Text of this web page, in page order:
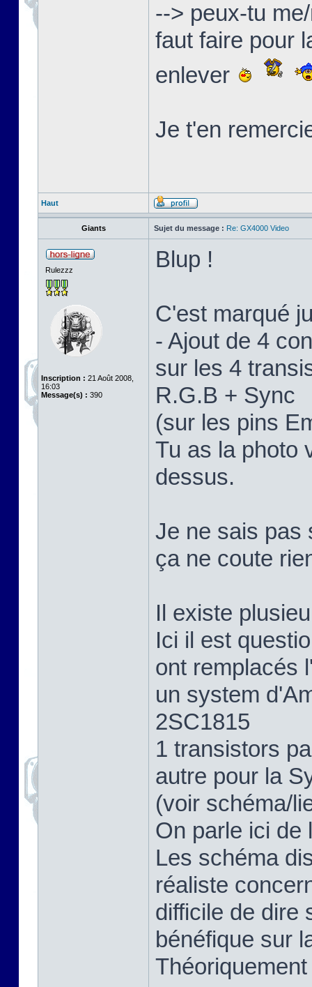
--> peux-tu
faut faire pour
enlever
Je t'en
Haut
Giants Sujet du message : Re: GX4000 Video
Rulezzz
Inscription : 21 Août 2008,
16:03
Message(s) : 390
Blup !
C'est marqué
- Ajout de 4
sur les 4
R.G.B + Sync
(sur les pins
Tu as la photo
dessus.
Je ne sais pas
ça ne coute
Il existe
Ici il est
ont remplacés
un system
2SC1815
1 transistors
autre pour la
(voir schéma/
On parle ici de
Les schéma
réaliste
difficile de dire
bénéfique sur